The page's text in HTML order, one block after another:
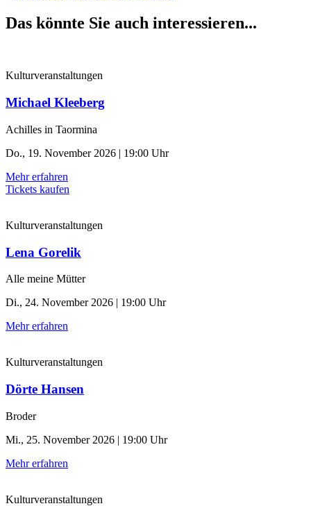
Das könnte Sie auch interessieren...
Kulturveranstaltungen
Michael Kleeberg
Achilles in Taormina
Do., 19. November 2026 | 19:00 Uhr
Mehr erfahren
Tickets kaufen
Kulturveranstaltungen
Lena Gorelik
Alle meine Mütter
Di., 24. November 2026 | 19:00 Uhr
Mehr erfahren
Kulturveranstaltungen
Dörte Hansen
Broder
Mi., 25. November 2026 | 19:00 Uhr
Mehr erfahren
Kulturveranstaltungen